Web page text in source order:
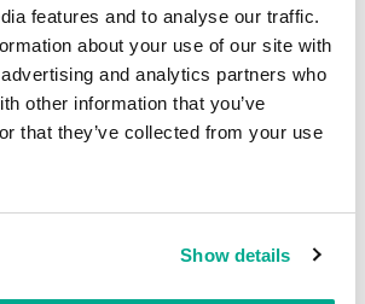
features and to analyse our traffic.
about your use of our site with
and analytics partners who
other information that you’ve
that they’ve collected from your use
Show details
regular do blog, você já deve
(sigla em inglês que significa em
de Análise e Pesquisa
de quarenta especialistas em
clientes das ciberameaças
Os membros desse time gostam